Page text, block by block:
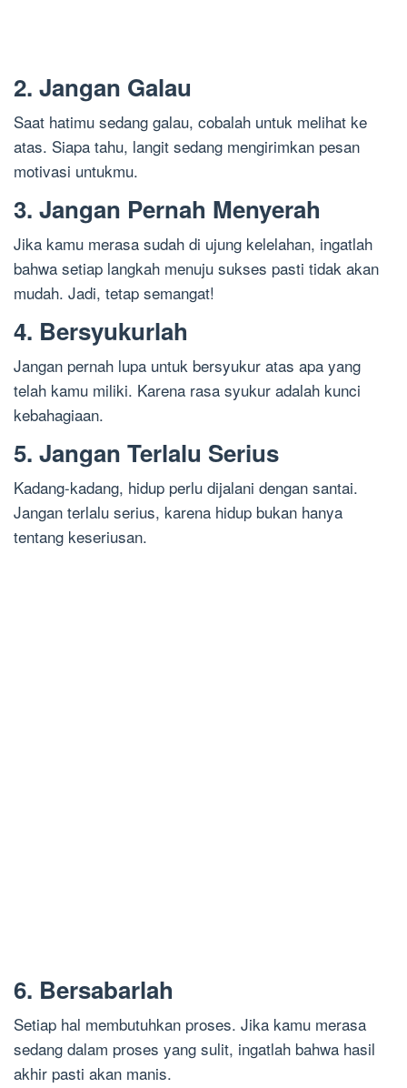
2. Jangan Galau
Saat hatimu sedang galau, cobalah untuk melihat ke
atas. Siapa tahu, langit sedang mengirimkan pesan
motivasi untukmu.
3. Jangan Pernah Menyerah
Jika kamu merasa sudah di ujung kelelahan, ingatlah
bahwa setiap langkah menuju sukses pasti tidak akan
mudah. Jadi, tetap semangat!
4. Bersyukurlah
Jangan pernah lupa untuk bersyukur atas apa yang
telah kamu miliki. Karena rasa syukur adalah kunci
kebahagiaan.
5. Jangan Terlalu Serius
Kadang-kadang, hidup perlu dijalani dengan santai.
Jangan terlalu serius, karena hidup bukan hanya
tentang keseriusan.
6. Bersabarlah
Setiap hal membutuhkan proses. Jika kamu merasa
sedang dalam proses yang sulit, ingatlah bahwa hasil
akhir pasti akan manis.